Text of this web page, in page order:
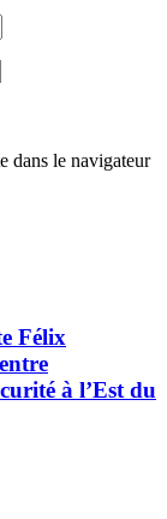
dans le navigateur
Félix
à l’Est du